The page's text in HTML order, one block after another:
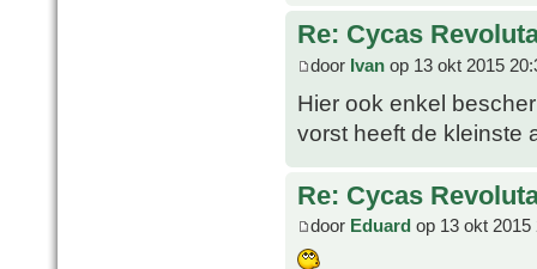
Re: Cycas
door Ivan op 13 okt 2015
Hier ook enkel
vorst heeft de kleinste
Re: Cycas
door Eduard op 13 okt 2015